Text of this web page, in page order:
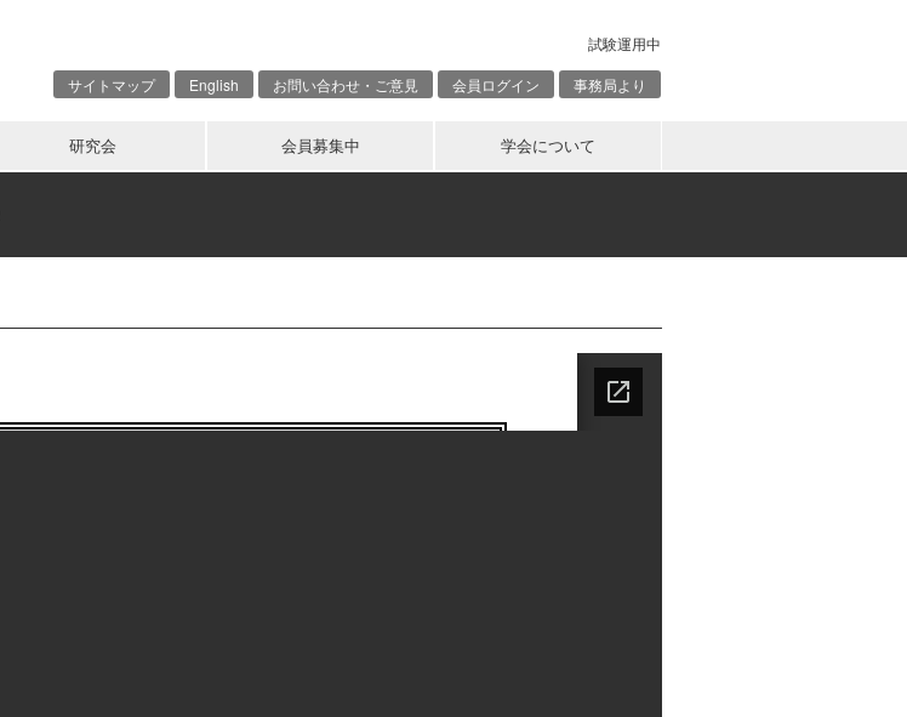
試験運用中
サイトマップ
English お問い合わせ・ご意見 会員ログイン 事務局より
研究会 会員募集中 学会について